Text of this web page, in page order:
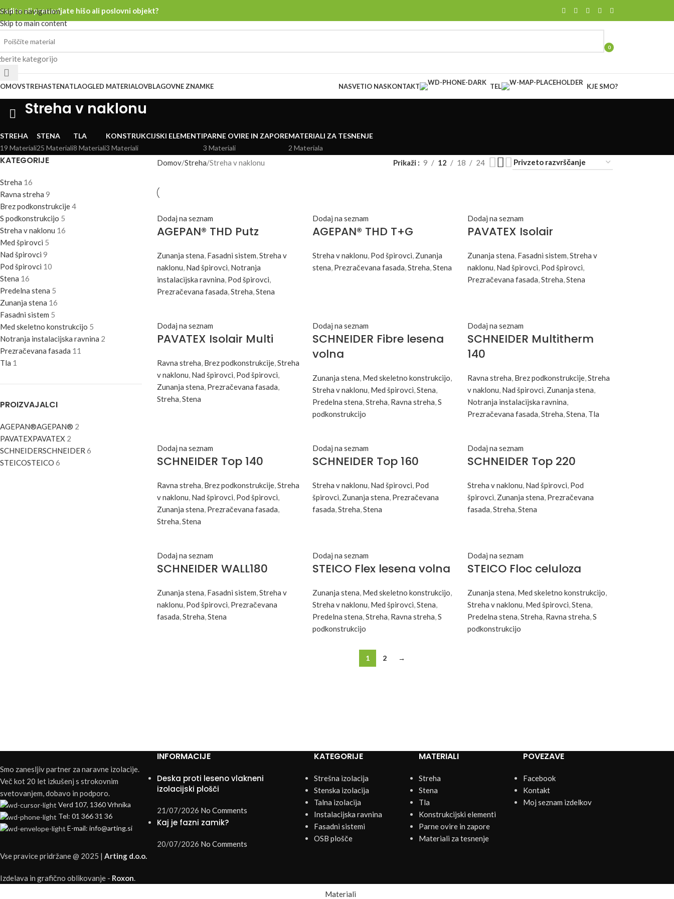
Skip to navigation
Skip to main content
ali prenavljate hišo ali poslovni objekt?
kategorijo
0
STREHASTENATLAOGLED MATERIALOVBLAGOVNE ZNAMKE NASVETIO NASKONTAKT TEL KJE SMO?
Streha v naklonu
STREHA
19 Materiali
STENA
25 Materiali
TLA
8 Materiali
KONSTRUKCIJSKI ELEMENTI
3 Materiali
PARNE OVIRE IN ZAPORE
3 Materiali
MATERIALI ZA TESNENJE
2 Materiala
KATEGORIJE
Streha 16
Ravna streha 9
Brez podkonstrukcije4
S podkonstrukcijo 5
Streha v naklonu 16
Med špirovci 5
Nad špirovci 9
Pod špirovci 10
Stena 16
Predelna stena 5
Zunanja stena 16
Fasadni sistem 5
Med skeletno konstrukcijo 5
Notranja instalacijska ravnina 2
Prezračevana fasada 11
Tla 1
PROIZVAJALCI
AGEPAN®AGEPAN® 2
PAVATEXPAVATEX 2
SCHNEIDERSCHNEIDER 6
STEICOSTEICO 6
Domov Streha Streha v naklonu Prikaži 9 12 18 24
Dodaj na seznam
AGEPAN® THD Putz
Zunanja stena, Fasadni sistem,Streha v
naklonu, Nad špirovci, Notranja
instalacijska ravnina, Pod špirovci,
Prezračevana fasada,Streha,Stena
Dodaj na seznam
AGEPAN® THD T+G
Streha v naklonu, Pod špirovci, Zunanja
stena, Prezračevana fasada,Streha,Stena
Dodaj na seznam
PAVATEX Isolair
Zunanja stena, Fasadni sistem,Streha v
naklonu, Nad špirovci, Pod špirovci,
Prezračevana fasada,Streha,Stena
Dodaj na seznam
PAVATEX Isolair Multi
Ravna streha, Brez podkonstrukcije,Streha
v naklonu, Nad špirovci, Pod špirovci,
Zunanja stena, Prezračevana fasada,
Streha,Stena
Dodaj na seznam
SCHNEIDER Fibre lesena
volna
Zunanja stena, Med skeletno konstrukcijo,
Streha v naklonu, Med špirovci,Stena,
Predelna stena,Streha, Ravna streha,S
podkonstrukcijo
Dodaj na seznam
SCHNEIDER Multitherm
140
Ravna streha, Brez podkonstrukcije,Streha
v naklonu, Nad špirovci, Zunanja stena,
Notranja instalacijska ravnina,
Prezračevana fasada,Streha,Stena, Tla
Dodaj na seznam
SCHNEIDER Top 140
Ravna streha, Brez podkonstrukcije,Streha
v naklonu, Nad špirovci, Pod špirovci,
Zunanja stena, Prezračevana fasada,
Streha,Stena
Dodaj na seznam
SCHNEIDER Top 160
Streha v naklonu, Nad špirovci, Pod
špirovci, Zunanja stena, Prezračevana
fasada,Streha,Stena
Dodaj na seznam
SCHNEIDER Top 220
Streha v naklonu, Nad špirovci, Pod
špirovci, Zunanja stena, Prezračevana
fasada,Streha,Stena
Dodaj na seznam
SCHNEIDER WALL180
Zunanja stena, Fasadni sistem,Streha v
naklonu, Pod špirovci, Prezračevana
fasada,Streha,Stena
Dodaj na seznam
STEICO Flex lesena volna
Zunanja stena, Med skeletno konstrukcijo,
Streha v naklonu, Med špirovci,Stena,
Predelna stena,Streha, Ravna streha,S
podkonstrukcijo
Dodaj na seznam
STEICO Floc celuloza
Zunanja stena, Med skeletno konstrukcijo,
Streha v naklonu, Med špirovci,Stena,
Predelna stena,Streha, Ravna streha,S
podkonstrukcijo
1 2 →
Smo zanesljiv partner za naravne izolacije.
Več kot 20 let izkušenj s strokovnim
svetovanjem, dobavo in podporo.
Verd 107, 1360 Vrhnika
Tel: 01 366 31 36
E-mail: info@arting.si
INFORMACIJE
Deska proti leseno vlakneni
izolacijski plošči
21/07/2026 No Comments
Kaj je fazni zamik?
20/07/2026 No Comments
KATEGORIJE
Strešna izolacija
Stenska izolacija
Talna izolacija
Instalacijska ravnina
Fasadni sistemi
OSB plošče
MATERIALI
Streha
Stena
Tla
Konstrukcijski elementi
Parne ovire in zapore
Materiali za tesnenje
POVEZAVE
Facebook
Kontakt
Moj seznam izdelkov
Vse pravice pridržane @ 2025 | Arting d.o.o.
Izdelava in grafično oblikovanje - Roxon.
Materiali